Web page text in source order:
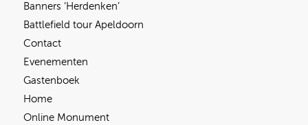
Banners ‘Herdenken’
Battlefield tour Apeldoorn
Contact
Evenementen
Gastenboek
Home
Online Monument